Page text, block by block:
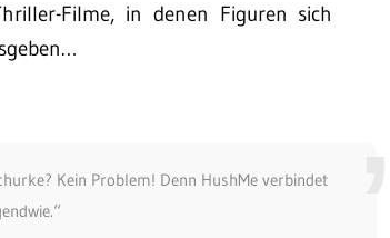
Filme, in denen Figuren sich
Kein Problem! Denn HushMe verbindet